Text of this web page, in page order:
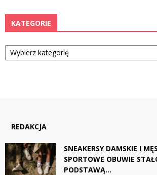
KATEGORIE
Kategorie
REDAKCJA
SNEAKERSY DAMSKIE I
SPORTOWE OBUWIE
PODSTAWĄ...